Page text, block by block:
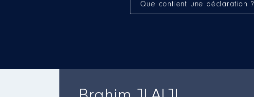
Que contient une déclaration ?